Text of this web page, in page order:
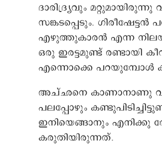
ദാരിദ്ര്യവും
സങ്കടപ്പെടും.
എഴുത്തുകാരൻ എന്ന
ഒരു ഇരട്ടമുണ്ട് രണ്ടായി
എന്നൊക്കെ പറയുമ്പോൾ
അച്ഛനെ കാണാനാണു
പലപ്പോഴും
ഇനിയെങ്ങാനും എനിക്കു
കരുതിയിരുന്നത്.